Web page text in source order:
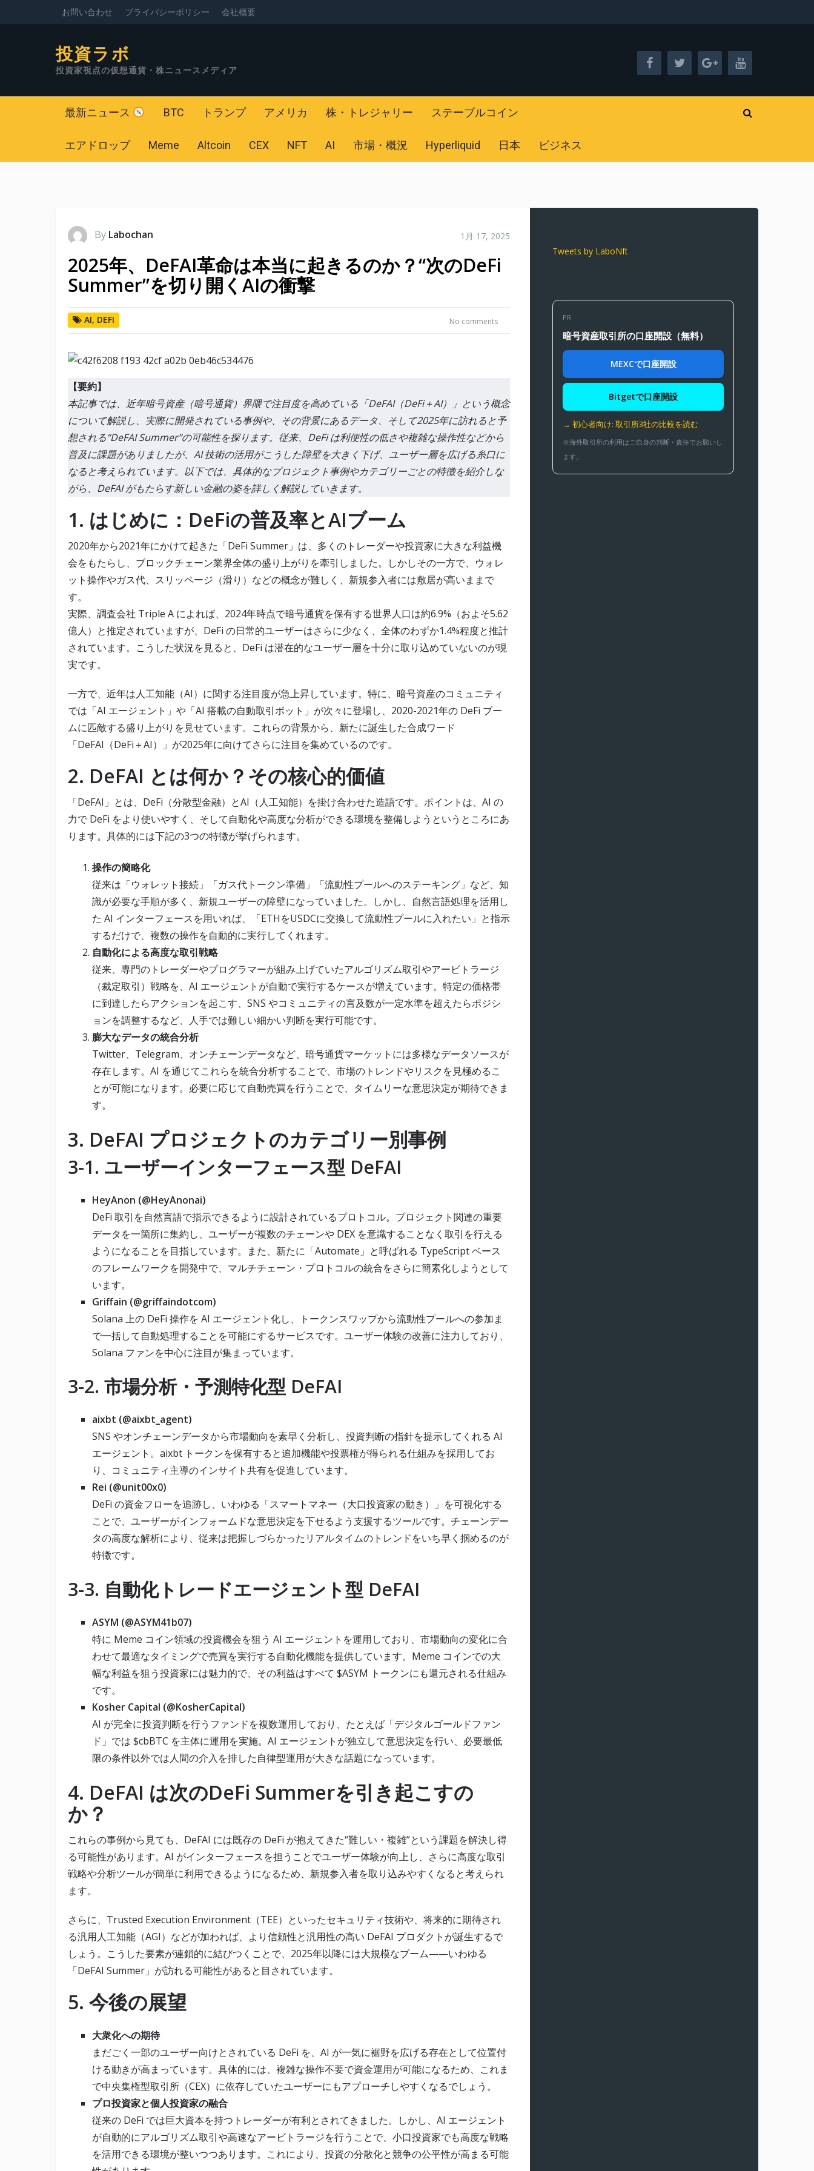
お問い合わせ プライバシーポリシー 会社概要
投資ラボ
投資家視点の仮想通貨・株ニュースメディア
最新ニュース BTC トランプ アメリカ 株・トレジャリー ステーブルコイン
エアドロップ Meme Altcoin CEX NFT AI 市場・概況 Hyperliquid 日本 ビジネス
By Labochan 1月 17, 2025
2025年、DeFAI革命は本当に起きるのか？“次のDeFi
Summer”を切り開くAIの衝撃
AI, DEFI No comments
【要約】
本記事では、近年暗号資産（暗号通貨）界隈で注目度を高めている「DeFAI（DeFi＋AI）」という概念
について解説し、実際に開発されている事例や、その背景にあるデータ、そして2025年に訪れると予
想される“DeFAI Summer”の可能性を探ります。従来、DeFi は利便性の低さや複雑な操作性などから
普及に課題がありましたが、AI 技術の活用がこうした障壁を大きく下げ、ユーザー層を広げる糸口に
なると考えられています。以下では、具体的なプロジェクト事例やカテゴリーごとの特徴を紹介しな
がら、DeFAI がもたらす新しい金融の姿を詳しく解説していきます。
1. はじめに：DeFiの普及率とAIブーム
2020年から2021年にかけて起きた「DeFi Summer」は、多くのトレーダーや投資家に大きな利益機
会をもたらし、ブロックチェーン業界全体の盛り上がりを牽引しました。しかしその一方で、ウォレ
ット操作やガス代、スリッページ（滑り）などの概念が難しく、新規参入者には敷居が高いままで
す。
実際、調査会社 Triple A によれば、2024年時点で暗号通貨を保有する世界人口は約6.9%（およそ5.62
億人）と推定されていますが、DeFi の日常的ユーザーはさらに少なく、全体のわずか1.4%程度と推計
されています。こうした状況を見ると、DeFi は潜在的なユーザー層を十分に取り込めていないのが現
実です。
一方で、近年は人工知能（AI）に関する注目度が急上昇しています。特に、暗号資産のコミュニティ
では「AI エージェント」や「AI 搭載の自動取引ボット」が次々に登場し、2020-2021年の DeFi ブー
ムに匹敵する盛り上がりを見せています。これらの背景から、新たに誕生した合成ワード
「DeFAI（DeFi＋AI）」が2025年に向けてさらに注目を集めているのです。
2. DeFAI とは何か？その核心的価値
「DeFAI」とは、DeFi（分散型金融）とAI（人工知能）を掛け合わせた造語です。ポイントは、AI の
力で DeFi をより使いやすく、そして自動化や高度な分析ができる環境を整備しようというところにあ
ります。具体的には下記の3つの特徴が挙げられます。
操作の簡略化
従来は「ウォレット接続」「ガス代トークン準備」「流動性プールへのステーキング」など、知
識が必要な手順が多く、新規ユーザーの障壁になっていました。しかし、自然言語処理を活用し
た AI インターフェースを用いれば、「ETHをUSDCに交換して流動性プールに入れたい」と指示
するだけで、複数の操作を自動的に実行してくれます。
自動化による高度な取引戦略
従来、専門のトレーダーやプログラマーが組み上げていたアルゴリズム取引やアービトラージ
（裁定取引）戦略を、AI エージェントが自動で実行するケースが増えています。特定の価格帯
に到達したらアクションを起こす、SNS やコミュニティの言及数が一定水準を超えたらポジシ
ョンを調整するなど、人手では難しい細かい判断を実行可能です。
膨大なデータの統合分析
Twitter、Telegram、オンチェーンデータなど、暗号通貨マーケットには多様なデータソースが
存在します。AI を通じてこれらを統合分析することで、市場のトレンドやリスクを見極めるこ
とが可能になります。必要に応じて自動売買を行うことで、タイムリーな意思決定が期待できま
す。
3. DeFAI プロジェクトのカテゴリー別事例
3-1. ユーザーインターフェース型 DeFAI
HeyAnon (@HeyAnonai)
DeFi 取引を自然言語で指示できるように設計されているプロトコル。プロジェクト関連の重要
データを一箇所に集約し、ユーザーが複数のチェーンや DEX を意識することなく取引を行える
ようになることを目指しています。また、新たに「Automate」と呼ばれる TypeScript ベース
のフレームワークを開発中で、マルチチェーン・プロトコルの統合をさらに簡素化しようとして
います。
Griffain (@griffaindotcom)
Solana 上の DeFi 操作を AI エージェント化し、トークンスワップから流動性プールへの参加ま
で一括して自動処理することを可能にするサービスです。ユーザー体験の改善に注力しており、
Solana ファンを中心に注目が集まっています。
3-2. 市場分析・予測特化型 DeFAI
aixbt (@aixbt_agent)
SNS やオンチェーンデータから市場動向を素早く分析し、投資判断の指針を提示してくれる AI
エージェント。aixbt トークンを保有すると追加機能や投票権が得られる仕組みを採用してお
り、コミュニティ主導のインサイト共有を促進しています。
Rei (@unit00x0)
DeFi の資金フローを追跡し、いわゆる「スマートマネー（大口投資家の動き）」を可視化する
ことで、ユーザーがインフォームドな意思決定を下せるよう支援するツールです。チェーンデー
タの高度な解析により、従来は把握しづらかったリアルタイムのトレンドをいち早く掴めるのが
特徴です。
3-3. 自動化トレードエージェント型 DeFAI
ASYM (@ASYM41b07)
特に Meme コイン領域の投資機会を狙う AI エージェントを運用しており、市場動向の変化に合
わせて最適なタイミングで売買を実行する自動化機能を提供しています。Meme コインでの大
幅な利益を狙う投資家には魅力的で、その利益はすべて $ASYM トークンにも還元される仕組み
です。
Kosher Capital (@KosherCapital)
AI が完全に投資判断を行うファンドを複数運用しており、たとえば「デジタルゴールドファン
ド」では $cbBTC を主体に運用を実施。AI エージェントが独立して意思決定を行い、必要最低
限の条件以外では人間の介入を排した自律型運用が大きな話題になっています。
4. DeFAI は次のDeFi Summerを引き起こすの
か？
これらの事例から見ても、DeFAI には既存の DeFi が抱えてきた“難しい・複雑”という課題を解決し得
る可能性があります。AI がインターフェースを担うことでユーザー体験が向上し、さらに高度な取引
戦略や分析ツールが簡単に利用できるようになるため、新規参入者を取り込みやすくなると考えられ
ます。
さらに、Trusted Execution Environment（TEE）といったセキュリティ技術や、将来的に期待され
る汎用人工知能（AGI）などが加われば、より信頼性と汎用性の高い DeFAI プロダクトが誕生するで
しょう。こうした要素が連鎖的に結びつくことで、2025年以降には大規模なブーム——いわゆる
「DeFAI Summer」が訪れる可能性があると目されています。
5. 今後の展望
大衆化への期待
まだごく一部のユーザー向けとされている DeFi を、AI が一気に裾野を広げる存在として位置付
ける動きが高まっています。具体的には、複雑な操作不要で資金運用が可能になるため、これま
で中央集権型取引所（CEX）に依存していたユーザーにもアプローチしやすくなるでしょう。
プロ投資家と個人投資家の融合
従来の DeFi では巨大資本を持つトレーダーが有利とされてきました。しかし、AI エージェント
が自動的にアルゴリズム取引や高速なアービトラージを行うことで、小口投資家でも高度な戦略
を活用できる環境が整いつつあります。これにより、投資の分散化と競争の公平性が高まる可能
Tweets by LaboNft
PR
暗号資産取引所の口座開設（無料）
MEXCで口座開設
Bitgetで口座開設
→ 初心者向け: 取引所3社の比較を読む
※海外取引所の利用はご自身の判断・責任でお願いし
ます。